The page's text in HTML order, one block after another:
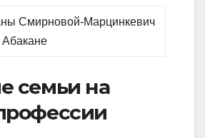
Смирновой-Марцинкевич
Абакане
семьи на